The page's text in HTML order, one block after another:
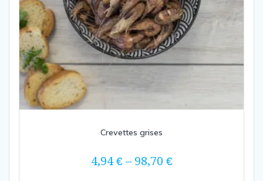
Crevettes grises
4,94 €– 98,70 €